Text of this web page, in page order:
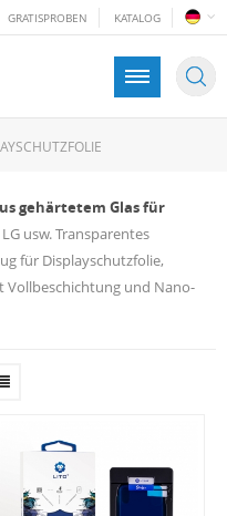
GRATISPROBEN KATALOG
gehärtetem Glas für
usw. Transparentes
für Displayschutzfolie,
Vollbeschichtung und Nano-